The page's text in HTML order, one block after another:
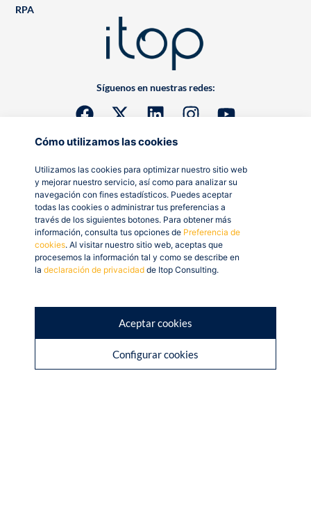
Cómo utilizamos las cookies
Utilizamos las cookies para optimizar nuestro sitio web
y mejorar nuestro servicio, así como para analizar su
navegación con fines estadísticos. Puedes aceptar
todas las cookies o administrar tus preferencias a
través de los siguientes botones. Para obtener más
información, consulta tus opciones de Preferencia de
cookies. Al visitar nuestro sitio web, aceptas que
procesemos la información tal y como se describe en
la declaración de privacidad de Itop Consulting.
Aceptar cookies
Configurar cookies
Síguenos en nuestras redes:
RPA